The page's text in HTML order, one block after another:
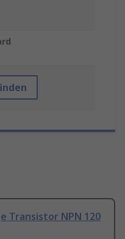
Transistor NPN 120